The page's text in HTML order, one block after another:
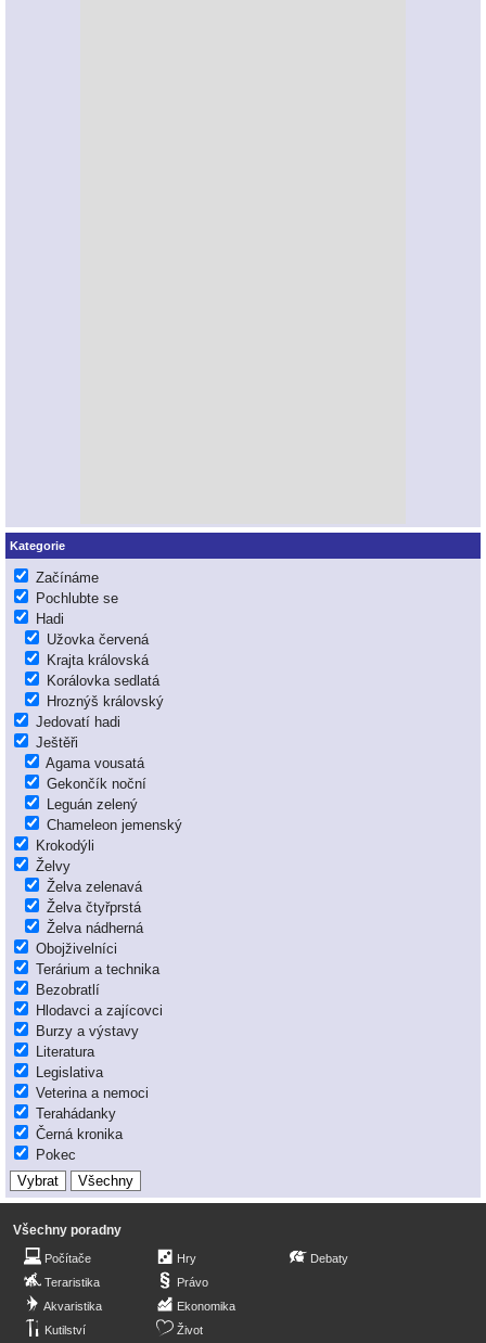
Kategorie
Začínáme
Pochlubte se
Hadi
Užovka červená
Krajta královská
Korálovka sedlatá
Hroznýš královský
Jedovatí hadi
Ještěři
Agama vousatá
Gekončík noční
Leguán zelený
Chameleon jemenský
Krokodýli
Želvy
Želva zelenavá
Želva čtyřprstá
Želva nádherná
Obojživelníci
Terárium a technika
Bezobratlí
Hlodavci a zajícovci
Burzy a výstavy
Literatura
Legislativa
Veterina a nemoci
Terahádanky
Černá kronika
Pokec
Všechny poradny
Počítače
Teraristika
Akvaristika
Kutilství
Hry
Právo
Ekonomika
Život
Debaty